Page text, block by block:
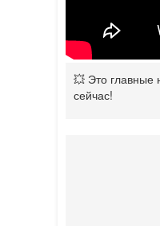
💥 Это главные
сейчас!